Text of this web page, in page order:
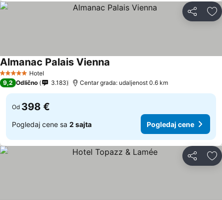
Deli
5 ZvezdiceHotel
Almanac Palais Vienna
9,2 Odlično 3.183 Centar grada: udaljenost 0.6 km
Od 398 €
Pogledaj cene sa 2 sajta Pogledaj cene
Deli